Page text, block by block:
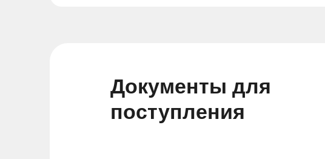
Документы для
поступления